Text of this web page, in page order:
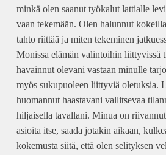
minkä olen saanut työkalut lattialle
vaan tekemään. Olen halunnut
tahto riittää ja miten tekeminen
Monissa elämän valintoihin liittyvissä
havainnut olevani vastaan minulle
myös sukupuoleen liittyviä oletuksia.
huomannut haastavani vallitsevaa
hiljaisella tavallani. Minua on riivannut
asioita itse, saada jotakin aikaan,
kokemusta siitä, että olen selityksen